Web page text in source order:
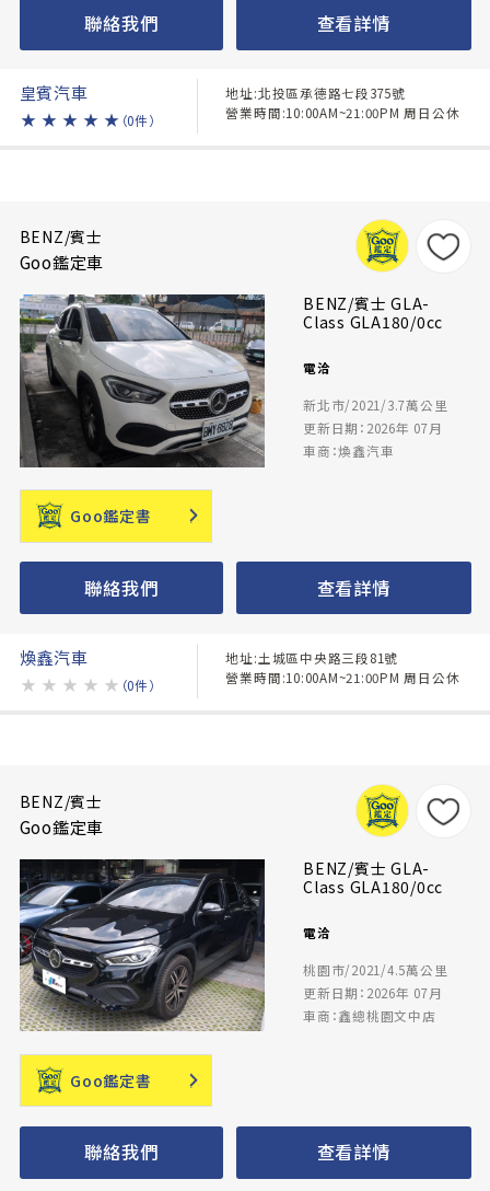
聯絡我們 查看詳情
皇賓汽車
★ ★ ★ ★ ★ （0件）
地址:北投區承德路七段375號
營業時間:10:00AM~21:00PM 周日公休
BENZ/賓士
Goo鑑定車
BENZ/賓士 GLA-
Class GLA180/0cc
電洽
新北市/2021/3.7萬公里
更新日期：2026年 07月
車商：煥鑫汽車
Goo鑑定書
聯絡我們 查看詳情
煥鑫汽車
★ ★ ★ ★ ★ （0件）
地址:土城區中央路三段81號
營業時間:10:00AM~21:00PM 周日公休
BENZ/賓士
Goo鑑定車
BENZ/賓士 GLA-
Class GLA180/0cc
電洽
桃園市/2021/4.5萬公里
更新日期：2026年 07月
車商：鑫總桃園文中店
Goo鑑定書
聯絡我們 查看詳情